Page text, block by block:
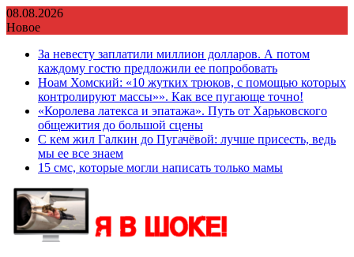
Перейти
к
08.08.2026
Новое
За невесту заплатили миллион долларов. А потом
каждому гостю предложили ее попробовать
Ноам Хомский: «10 жутких трюков, с помощью которых
контролируют массы»». Как все пугающе точно!
«Королева латекса и эпатажа». Путь от Харьковского
общежития до большой сцены
С кем жил Галкин до Пугачёвой: лучше присесть, ведь
мы ее все знаем
15 смс, которые могли написать только мамы